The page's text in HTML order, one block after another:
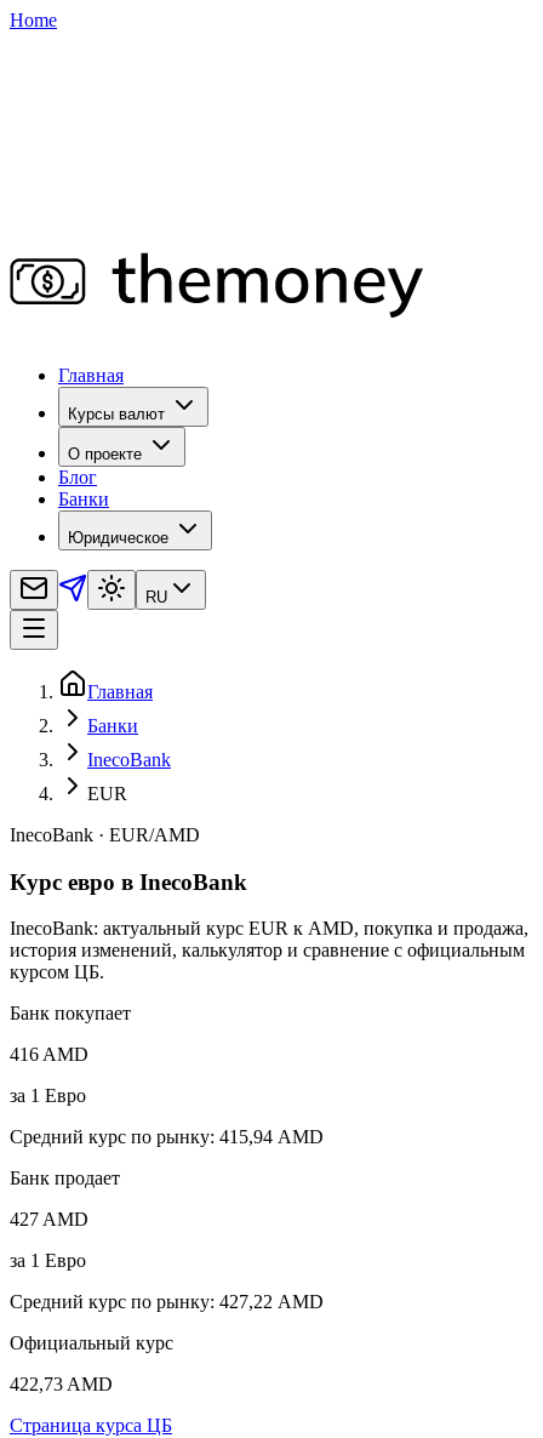
Home
Главная
Курсы валют
О проекте
Блог
Банки
Юридическое
RU
Главная
Банки
InecoBank
EUR
InecoBank · EUR/AMD
Курс евро в InecoBank
InecoBank: актуальный курс EUR к AMD, покупка и продажа,
история изменений, калькулятор и сравнение с официальным
курсом ЦБ.
Банк покупает
416 AMD
за 1 Евро
Средний курс по рынку: 415,94 AMD
Банк продает
427 AMD
за 1 Евро
Средний курс по рынку: 427,22 AMD
Официальный курс
422,73 AMD
Страница курса ЦБ